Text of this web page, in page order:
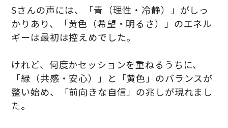
Sさんの声には、「青（理性・冷静）」がしっ
かりあり、「黄色（希望・明るさ）」のエネル
ギーは最初は控えめでした。
けれど、何度かセッションを重ねるうちに、
「緑（共感・安心）」と「黄色」のバランスが
整い始め、「前向きな自信」の兆しが現れまし
た。